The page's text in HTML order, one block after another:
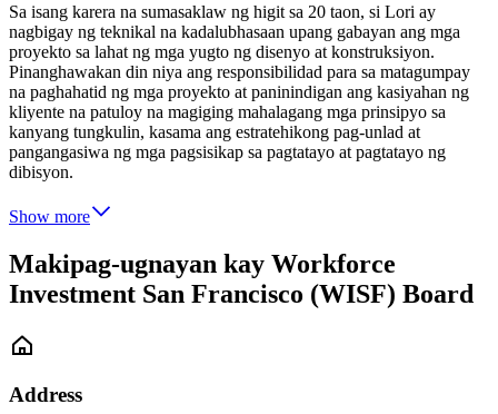
Sa isang karera na sumasaklaw ng higit sa 20 taon, si Lori ay
nagbigay ng teknikal na kadalubhasaan upang gabayan ang mga
proyekto sa lahat ng mga yugto ng disenyo at konstruksiyon.
Pinanghawakan din niya ang responsibilidad para sa matagumpay
na paghahatid ng mga proyekto at paninindigan ang kasiyahan ng
kliyente na patuloy na magiging mahalagang mga prinsipyo sa
kanyang tungkulin, kasama ang estratehikong pag-unlad at
pangangasiwa ng mga pagsisikap sa pagtatayo at pagtatayo ng
dibisyon.
Show more
Makipag-ugnayan kay Workforce
Investment San Francisco (WISF) Board
Address